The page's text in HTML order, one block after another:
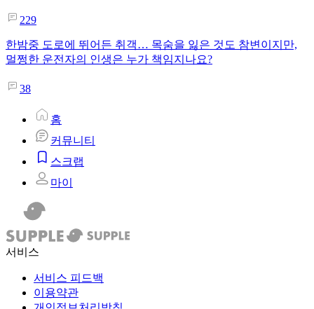
229
한밤중 도로에 뛰어든 취객… 목숨을 잃은 것도 참변이지만,
멀쩡한 운전자의 인생은 누가 책임지나요?
38
홈
커뮤니티
스크랩
마이
서비스
서비스 피드백
이용약관